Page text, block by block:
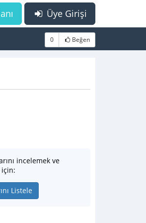
Üye Girişi
0 Beğen
incelemek ve
Listele